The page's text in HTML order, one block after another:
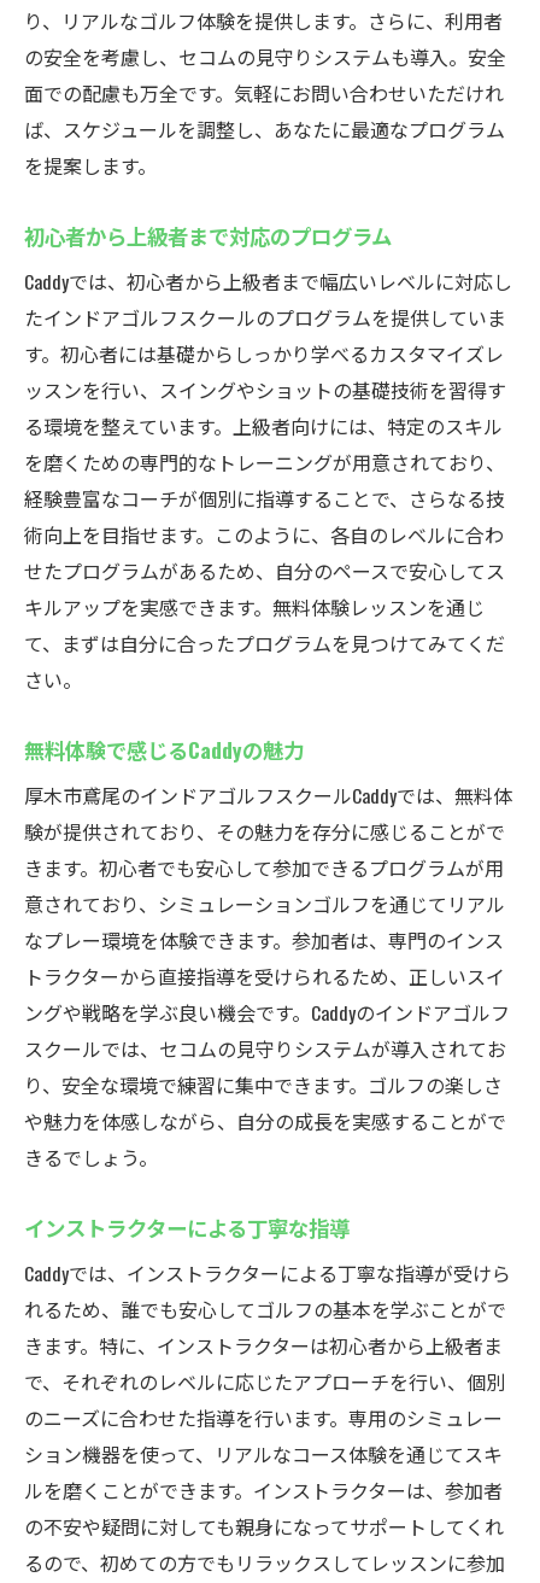
り、リアルなゴルフ体験を提供します。さらに、利用者
の安全を考慮し、セコムの見守りシステムも導入。安全
面での配慮も万全です。気軽にお問い合わせいただけれ
ば、スケジュールを調整し、あなたに最適なプログラム
を提案します。
初心者から上級者まで対応のプログラム
Caddyでは、初心者から上級者まで幅広いレベルに対応し
たインドアゴルフスクールのプログラムを提供していま
す。初心者には基礎からしっかり学べるカスタマイズレ
ッスンを行い、スイングやショットの基礎技術を習得す
る環境を整えています。上級者向けには、特定のスキル
を磨くための専門的なトレーニングが用意されており、
経験豊富なコーチが個別に指導することで、さらなる技
術向上を目指せます。このように、各自のレベルに合わ
せたプログラムがあるため、自分のペースで安心してス
キルアップを実感できます。無料体験レッスンを通じ
て、まずは自分に合ったプログラムを見つけてみてくだ
さい。
無料体験で感じるCaddyの魅力
厚木市鳶尾のインドアゴルフスクールCaddyでは、無料体
験が提供されており、その魅力を存分に感じることがで
きます。初心者でも安心して参加できるプログラムが用
意されており、シミュレーションゴルフを通じてリアル
なプレー環境を体験できます。参加者は、専門のインス
トラクターから直接指導を受けられるため、正しいスイ
ングや戦略を学ぶ良い機会です。Caddyのインドアゴルフ
スクールでは、セコムの見守りシステムが導入されてお
り、安全な環境で練習に集中できます。ゴルフの楽しさ
や魅力を体感しながら、自分の成長を実感することがで
きるでしょう。
インストラクターによる丁寧な指導
Caddyでは、インストラクターによる丁寧な指導が受けら
れるため、誰でも安心してゴルフの基本を学ぶことがで
きます。特に、インストラクターは初心者から上級者ま
で、それぞれのレベルに応じたアプローチを行い、個別
のニーズに合わせた指導を行います。専用のシミュレー
ション機器を使って、リアルなコース体験を通じてスキ
ルを磨くことができます。インストラクターは、参加者
の不安や疑問に対しても親身になってサポートしてくれ
るので、初めての方でもリラックスしてレッスンに参加